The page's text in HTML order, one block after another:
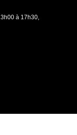
à 17h30,